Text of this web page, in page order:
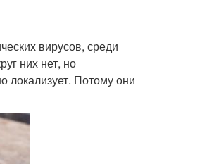
вирусов, среди
них нет, но
локализует. Потому они